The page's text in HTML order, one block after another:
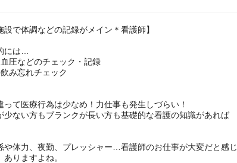
設で体調などの記録がメイン＊看護師】
には…
圧などのチェック・記録
み忘れチェック
って医療行為は少なめ！力仕事も発生しづらい！
少ない方もブランクが長い方も基礎的な看護の知識があれば
や体力、夜勤、プレッシャー…看護師のお仕事が大変だと感じ
ありますよね。